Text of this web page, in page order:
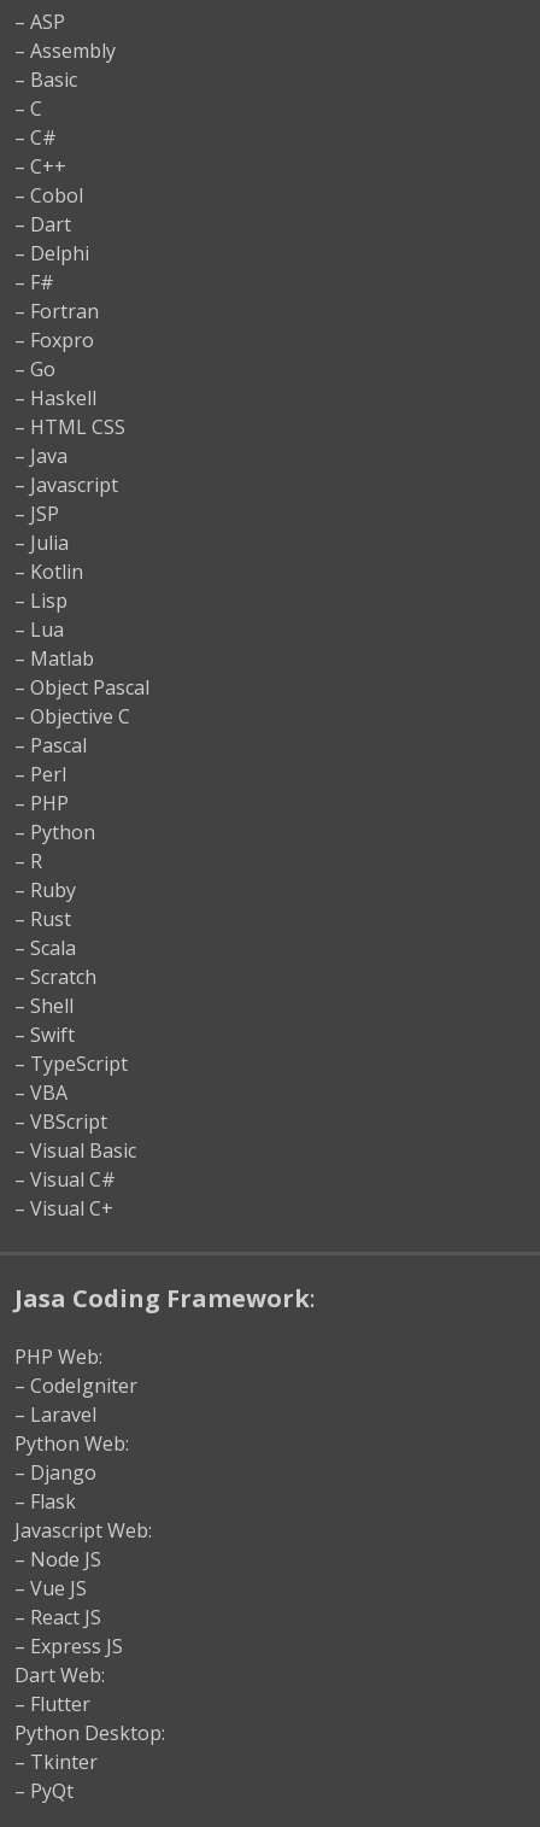
– ASP
– Assembly
– Basic
– C
– C#
– C++
– Cobol
– Dart
– Delphi
– F#
– Fortran
– Foxpro
– Go
– Haskell
– HTML CSS
– Java
– Javascript
– JSP
– Julia
– Kotlin
– Lisp
– Lua
– Matlab
– Object Pascal
– Objective C
– Pascal
– Perl
– PHP
– Python
– R
– Ruby
– Rust
– Scala
– Scratch
– Shell
– Swift
– TypeScript
– VBA
– VBScript
– Visual Basic
– Visual C#
– Visual C+
Jasa Coding Framework:
PHP Web:
– CodeIgniter
– Laravel
Python Web:
– Django
– Flask
Javascript Web:
– Node JS
– Vue JS
– React JS
– Express JS
Dart Web:
– Flutter
Python Desktop:
– Tkinter
– PyQt